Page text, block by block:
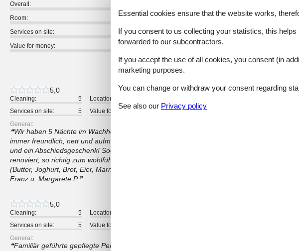
Overall:
Room:
Services on site:
Value for money:
16 external reviews
5,0
Cleaning: 5 Location:
Services on site:
5 Value for money:
5
General:
Wir haben 5 Nächte im Wachhof verbracht. Frau Susanne ist eine hervorragende
immer freundlich, nett und aufmerksam. Eine Überraschung war auch das
und ein Abschiedsgeschenk! Sooooo großzügig! Nochmals DANKE! Das Zimmer war
renoviert, so richtig zum wohlfühlen! Und das Frühstück - besser geht nicht! Hofeigene
(Butter, Joghurt, Brot, Eier, Marmeladen) und immer frisches Obst! Spitze! Jederzeit wieder!!!
Franz u. Margarete P.
5,0
Cleaning: 5 Location:
Services on site:
5 Value for money:
General:
Familiär geführte gepflegte Pension, mit super lecker Frühstück. Beste Qualität aus der
Essential cookies ensure that the website works,
If you consent to us collecting your statistics, this
forwarded to our subcontractors.
If you accept the use of all cookies, you consent (in
marketing purposes.
You can change or withdraw your consent regarding
See also our Privacy policy